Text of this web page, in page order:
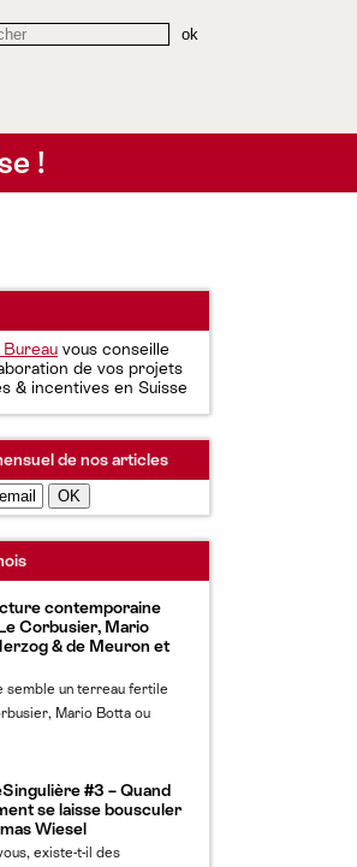
!
vous conseille
de vos projets
& incentives en Suisse
de nos articles
contemporaine
Corbusier, Mario
& de Meuron et
semble un terreau fertile
Mario Botta ou
#3 – Quand
se laisse bousculer
Wiesel
existe-t-il des